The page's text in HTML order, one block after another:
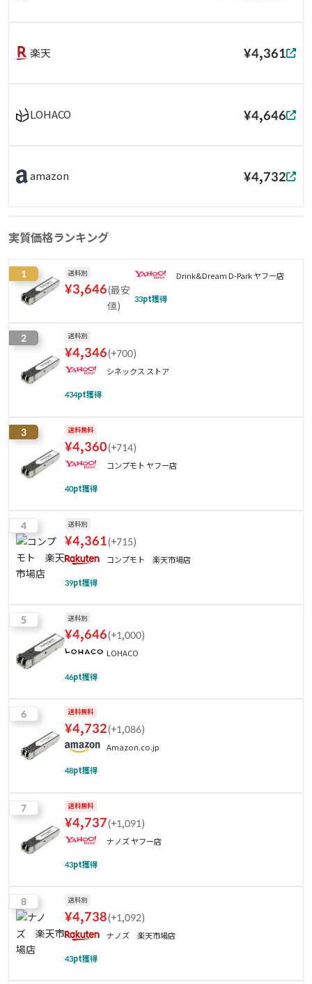
楽天 ¥4,361
LOHACO ¥4,646
amazon ¥4,732
実質価格ランキング
1 送料別
¥3,646(最安
値)
Drink&Dream D-Park ヤフー店
33pt獲得
2 送料別
¥4,346(+700)
シネックス ストア
434pt獲得
3 送料無料
¥4,360(+714)
コンプモト ヤフー店
40pt獲得
4 送料別
¥4,361(+715)
コンプモト 楽天市場店
39pt獲得
5 送料別
¥4,646(+1,000)
LOHACO
46pt獲得
6 送料無料
¥4,732(+1,086)
Amazon.co.jp
48pt獲得
7 送料無料
¥4,737(+1,091)
ナノズ ヤフー店
43pt獲得
8 送料別
¥4,738(+1,092)
ナノズ 楽天市場店
43pt獲得